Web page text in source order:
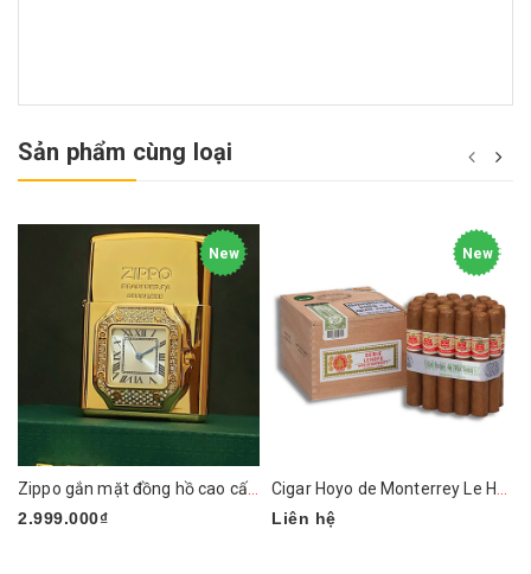
Sản phẩm cùng loại
New
Zippo gắn mặt đồng hồ cao cấp ZN295
2.999.000₫
New
Liên hệ